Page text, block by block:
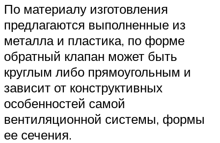
По материалу изготовления
предлагаются выполненные из
металла и пластика, по форме
обратный клапан может быть
круглым либо прямоугольным и
зависит от конструктивных
особенностей самой
вентиляционной системы, формы
ее сечения.